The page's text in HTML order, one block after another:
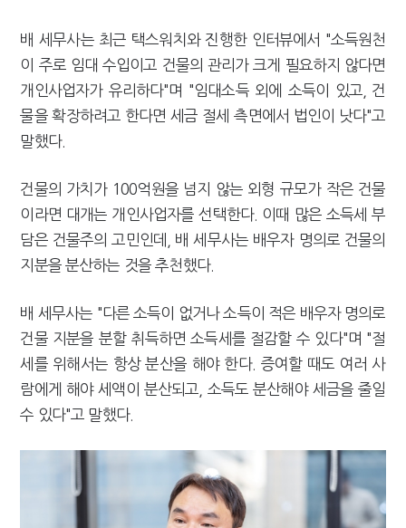
배 세무사는 최근 택스워치와 진행한 인터뷰에서 "소득원천
이 주로 임대 수입이고 건물의 관리가 크게 필요하지 않다면
개인사업자가 유리하다"며 "임대소득 외에 소득이 있고, 건
물을 확장하려고 한다면 세금 절세 측면에서 법인이 낫다"고
말했다.
건물의 가치가 100억원을 넘지 않는 외형 규모가 작은 건물
이라면 대개는 개인사업자를 선택한다. 이때 많은 소득세 부
담은 건물주의 고민인데, 배 세무사는 배우자 명의로 건물의
지분을 분산하는 것을 추천했다.
배 세무사는 "다른 소득이 없거나 소득이 적은 배우자 명의로
건물 지분을 분할 취득하면 소득세를 절감할 수 있다"며 "절
세를 위해서는 항상 분산을 해야 한다. 증여할 때도 여러 사
람에게 해야 세액이 분산되고, 소득도 분산해야 세금을 줄일
수 있다"고 말했다.